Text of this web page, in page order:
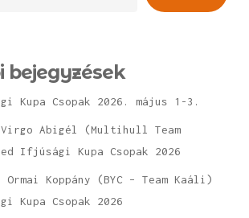
bejegyzések
Kupa Csopak 2026. május 1-3.
Abigél (Multihull Team
Ifjúsági Kupa Csopak 2026
Koppány (BYC – Team Kaáli)
Kupa Csopak 2026